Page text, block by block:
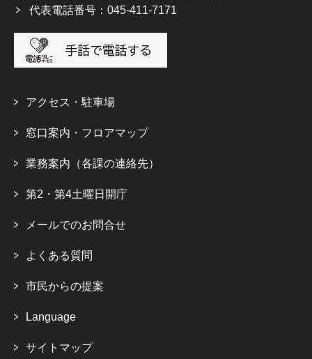
代表電話番号：045-411-7171
アクセス・駐車場
窓口案内・フロアマップ
業務案内（各課の連絡先）
第2・第4土曜日開庁
メールでのお問合せ
よくある質問
市民からの提案
Language
サイトマップ